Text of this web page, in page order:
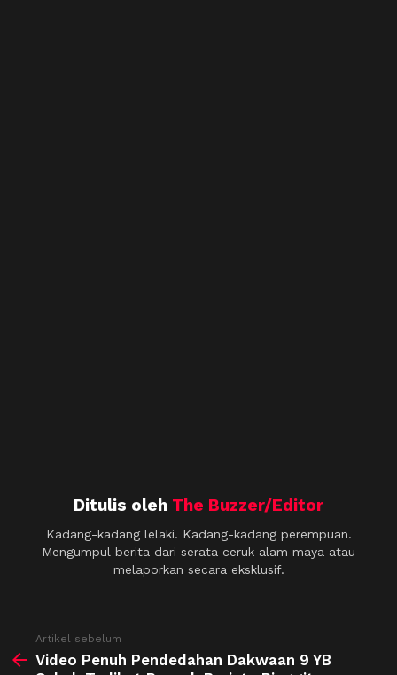
Ditulis oleh The Buzzer/Editor
Kadang-kadang lelaki. Kadang-kadang perempuan.
Mengumpul berita dari serata ceruk alam maya atau
melaporkan secara eksklusif.
more
Artikel sebelum
Video Penuh Pendedahan Dakwaan 9 YB